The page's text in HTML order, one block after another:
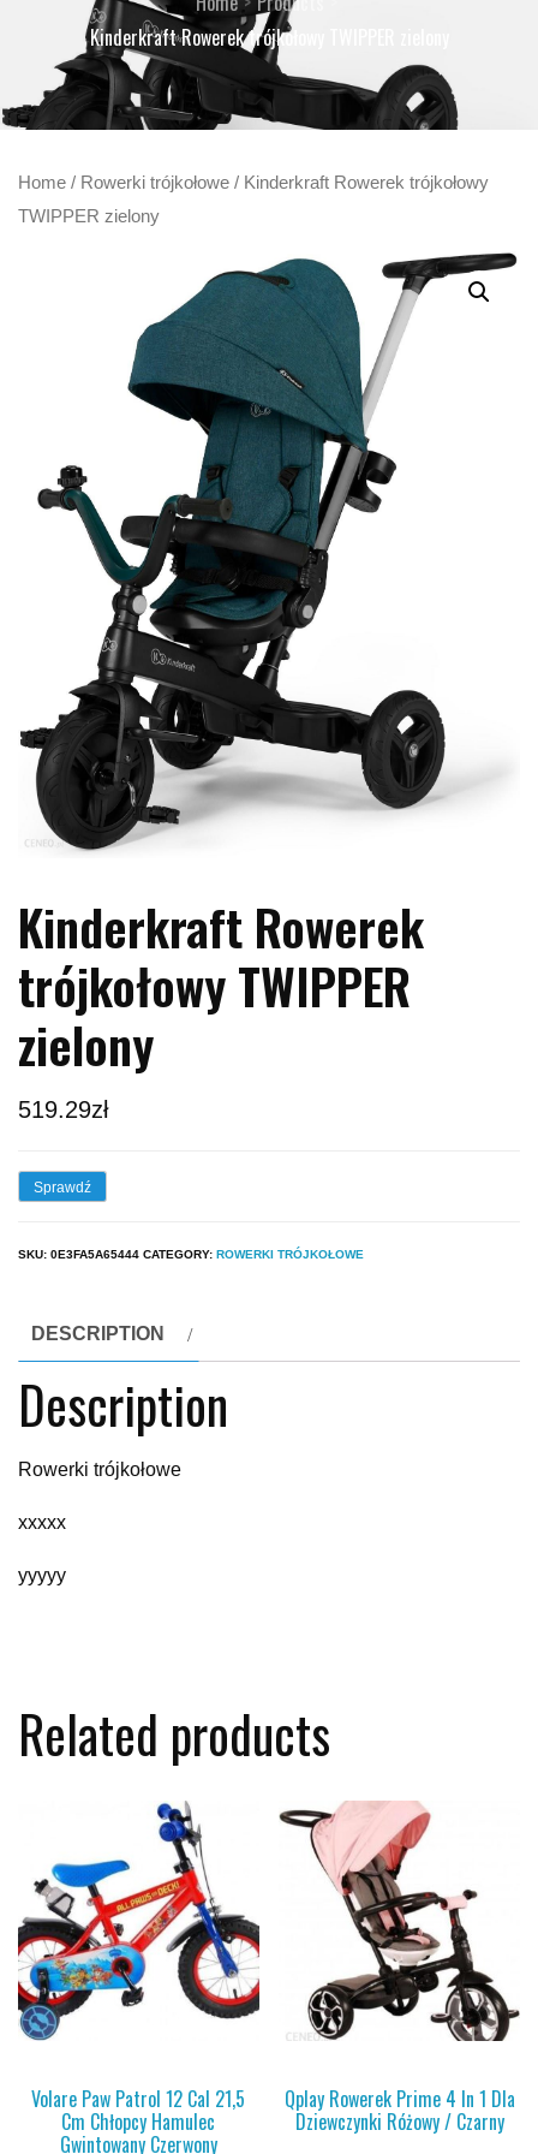
Kinderkraft Rowerek trójkołowy TWIPPER zielony
Home / Rowerki trójkołowe / Kinderkraft Rowerek trójkołowy
TWIPPER zielony
Kinderkraft Rowerek
trójkołowy TWIPPER
zielony
519.29zł
Sprawdź
SKU: 0E3FA5A65444 CATEGORY: ROWERKI TRÓJKOŁOWE
DESCRIPTION
Description
Rowerki trójkołowe
xxxxx
yyyyy
Related products
Volare Paw Patrol 12 Cal 21,5
Cm Chłopcy Hamulec
Gwintowany Czerwony
Qplay Rowerek Prime 4 In 1 Dla
Dziewczynki Różowy / Czarny